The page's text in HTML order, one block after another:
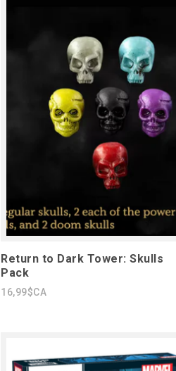
Return to Dark Tower: Skulls
Pack
16,99$CA